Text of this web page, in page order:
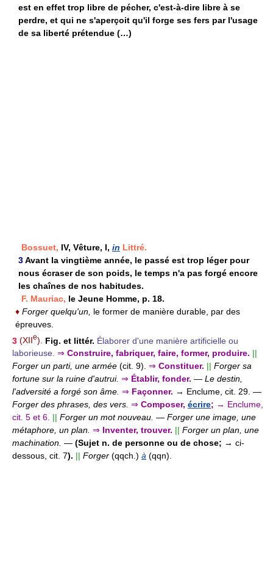
est en effet trop libre de pécher, c'est-à-dire libre à se
perdre, et qui ne s'aperçoit qu'il forge ses fers par l'usage
de sa liberté prétendue (…)
Bossuet, IV, Vêture, I, in Littré.
3Avant la vingtième année, le passé est trop léger pour
nous écraser de son poids, le temps n'a pas forgé encore
les chaînes de nos habitudes.
F. Mauriac, le Jeune Homme, p. 18.
♦ Forger quelqu'un, le former de manière durable, par des
épreuves.
3 (XIIe). Fig. et littér. Élaborer d'une manière artificielle ou
laborieuse. ⇒ Construire, fabriquer, faire, former, produire. ||
Forger un parti, une armée (cit. 9). ⇒ Constituer. || Forger sa
fortune sur la ruine d'autrui. ⇒ Établir, fonder. — Le destin,
l'adversité a forgé son âme. ⇒ Façonner. → Enclume, cit. 29. —
Forger des phrases, des vers. ⇒ Composer, écrire; → Enclume,
cit. 5 et 6. || Forger un mot nouveau. — Forger une image, une
métaphore, un plan. ⇒ Inventer, trouver. || Forger un plan, une
machination. — (Sujet n. de personne ou de chose; → ci-
dessous, cit. 7). || Forger (qqch.) à (qqn).